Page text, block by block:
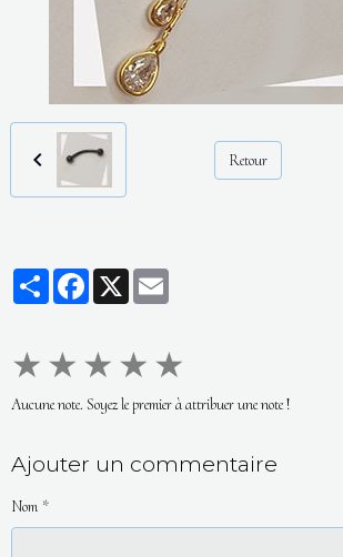
Retour
PartagerFacebookX
★ ★ ★ ★ ★
Aucune note. Soyez le premier à attribuer une note !
Ajouter un commentaire
Nom